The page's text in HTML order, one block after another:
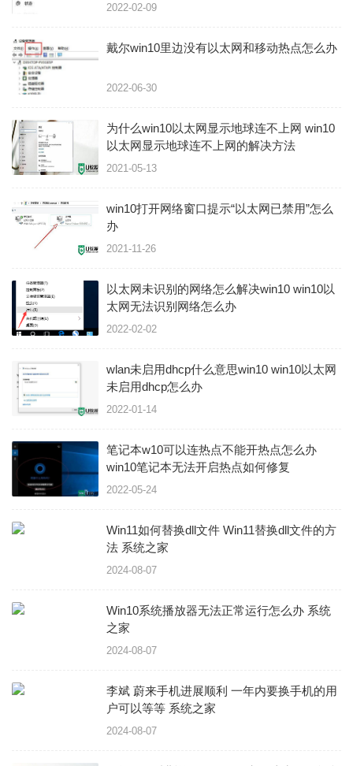
2022-02-09
戴尔win10里边没有以太网和移动热点怎么办
2022-06-30
为什么win10以太网显示地球连不上网 win10
以太网显示地球连不上网的解决方法
2021-05-13
win10打开网络窗口提示“以太网已禁用”怎么
办
2021-11-26
以太网未识别的网络怎么解决win10 win10以
太网无法识别网络怎么办
2022-02-02
wlan未启用dhcp什么意思win10 win10以太网
未启用dhcp怎么办
2022-01-14
笔记本w10可以连热点不能开热点怎么办
win10笔记本无法开启热点如何修复
2022-05-24
Win11如何替换dll文件 Win11替换dll文件的方
法 系统之家
2024-08-07
Win10系统播放器无法正常运行怎么办 系统
之家
2024-08-07
李斌 蔚来手机进展顺利 一年内要换手机的用
户可以等等 系统之家
2024-08-07